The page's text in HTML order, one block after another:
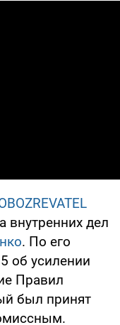
внутренних дел
. По его
об усилении
Правил
был принят